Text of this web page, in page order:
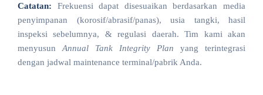
Catatan: Frekuensi dapat disesuaikan berdasarkan media
penyimpanan (korosif/abrasif/panas), usia tangki, hasil
inspeksi sebelumnya, & regulasi daerah. Tim kami akan
menyusun Annual Tank Integrity Plan yang terintegrasi
dengan jadwal maintenance terminal/pabrik Anda.